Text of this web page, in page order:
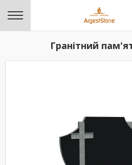
Гранітний